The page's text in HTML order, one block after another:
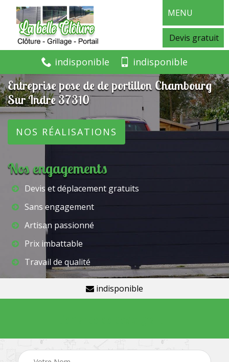
MENU
Devis gratuit
indisponible indisponible
Entreprise pose de de portillon Chambourg
Sur Indre 37310
NOS RÉALISATIONS
Nos engagements
Devis et déplacement gratuits
Sans engagement
Artisan passionné
Prix imbattable
Travail de qualité
indisponible